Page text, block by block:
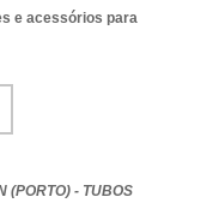
e acessórios para
(PORTO) - TUBOS